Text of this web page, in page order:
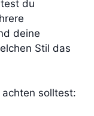
du
deine
Stil das
solltest: